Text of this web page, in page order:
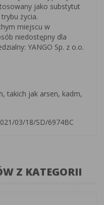
jako substytut
życia.
miejscu w
niedostępny dla
YANGO Sp. z o.o.
takich jak arsen, kadm,
03/18/SD/6974BC
Z KATEGORII